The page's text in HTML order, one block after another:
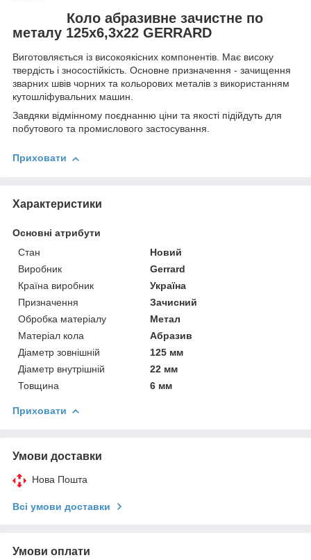
Коло абразивне зачистне по
металу 125х6,3х22 GERRARD
Виготовляється із високоякісних компонентів. Має високу
твердість і зносостійкість. Основне призначення - зачищення
зварних швів чорних та кольорових металів з використанням
кутошліфувальних машин.
Завдяки відмінному поєднанню ціни та якості підійдуть для
побутового та промислового застосування.
Приховати
Характеристики
Основні атрибути
Стан
Новий
Виробник
Gerrard
Країна виробник
Україна
Призначення
Зачисний
Обробка матеріалу
Метал
Матеріал кола
Абразив
Діаметр зовнішній
125 мм
Діаметр внутрішній
22 мм
Товщина
6 мм
Приховати
Умови доставки
Нова Пошта
Всі умови доставки
Умови оплати